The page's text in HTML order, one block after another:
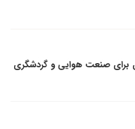
برای صنعت هوایی و گردشگری